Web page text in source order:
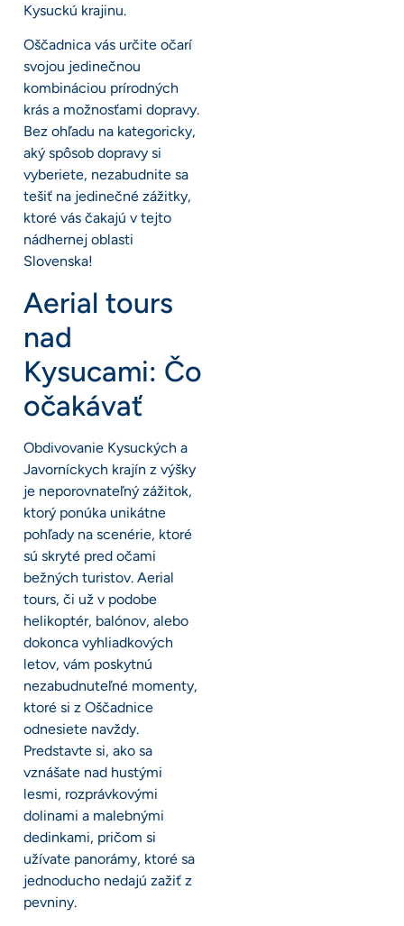
Kysuckú krajinu.
Oščadnica vás určite očarí
svojou jedinečnou
kombináciou prírodných
krás a možnosťami dopravy.
Bez ohľadu na kategoricky,
aký spôsob dopravy si
vyberiete, nezabudnite sa
tešiť na jedinečné zážitky,
ktoré vás čakajú v tejto
nádhernej oblasti
Slovenska!
Aerial tours
nad
Kysucami: Čo
očakávať
Obdivovanie Kysuckých a
Javorníckych krajín z výšky
je neporovnateľný zážitok,
ktorý ponúka unikátne
pohľady na scenérie, ktoré
sú skryté pred očami
bežných turistov. Aerial
tours, či už v podobe
helikoptér, balónov, alebo
dokonca vyhliadkových
letov, vám poskytnú
nezabudnuteľné momenty,
ktoré si z Oščadnice
odnesiete navždy.
Predstavte si, ako sa
vznášate nad hustými
lesmi, rozprávkovými
dolinami a malebnými
dedinkami, pričom si
užívate panorámy, ktoré sa
jednoducho nedajú zažiť z
pevniny.